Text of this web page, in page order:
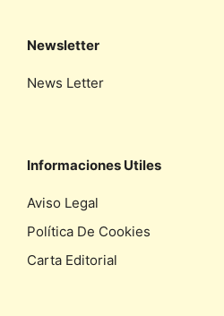
Newsletter
News Letter
Informaciones Utiles
Aviso Legal
Política De Cookies
Carta Editorial